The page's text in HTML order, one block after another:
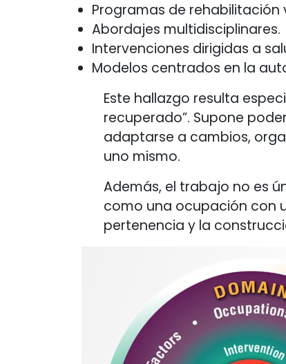
Programas de
Abordajes multidisciplinares.
Intervenciones dirigidas a
Modelos centrados en la
Este hallazgo resulta
recuperado”. Supone
adaptarse a cambios,
uno mismo.
Además, el trabajo no es
como una ocupación con
pertenencia y la